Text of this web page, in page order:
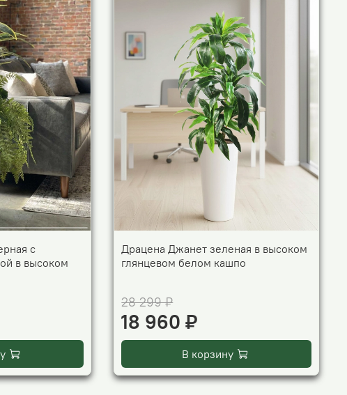
с
в высоком
Драцена Джанет зеленая в высоком
глянцевом белом кашпо
28 299 ₽
18 960 ₽
В корзину